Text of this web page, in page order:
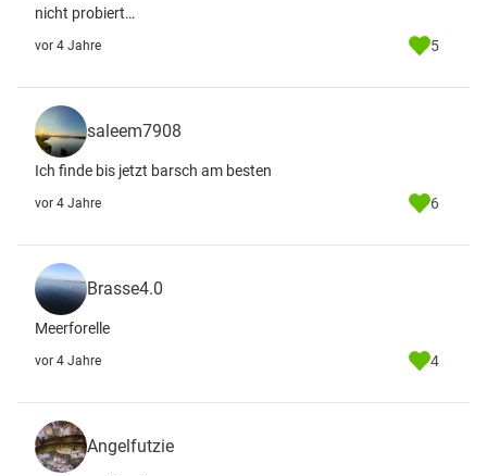
nicht probiert…
vor 4 Jahre 5
saleem7908
Ich finde bis jetzt barsch am besten
vor 4 Jahre 6
Brasse4.0
Meerforelle
vor 4 Jahre 4
Angelfutzie